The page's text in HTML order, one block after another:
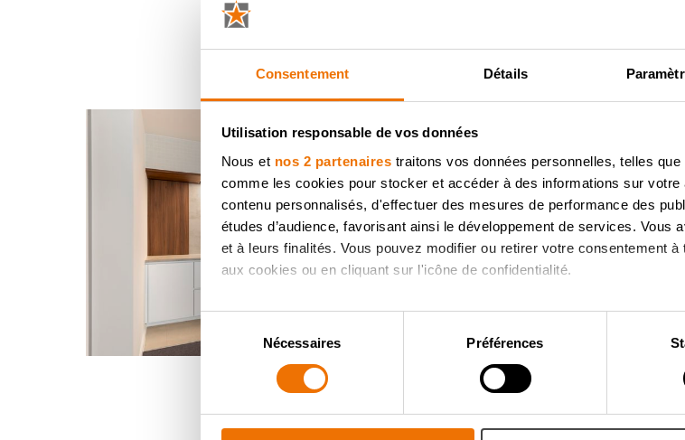
Consentement Détails
Utilisation responsable de vos données
Nous et nos 2 partenaires traitons vos données personnelles, telles
comme les cookies pour stocker et accéder à des informations sur
contenu personnalisés, d'effectuer des mesures de performance des
études d’audience, favorisant ainsi le développement de services. Vous
et à leurs finalités. Vous pouvez modifier ou retirer votre consentement
aux cookies ou en cliquant sur l'icône de confidentialité.
Si vous le permettez, nous aimerions également :
Collecter des informations sur votre localisation géographique qui
digitales).
Détails ». Vous pouvez modifier ou retirer votre consentement à tout
Sélection
du
consentement
Nécessaires Préférences
Autres cuisines